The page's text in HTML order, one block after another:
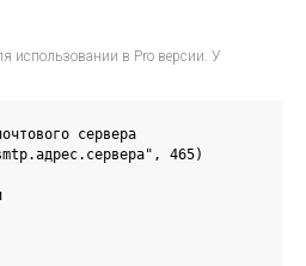
использовании в Pro версии. У
сервера
465)